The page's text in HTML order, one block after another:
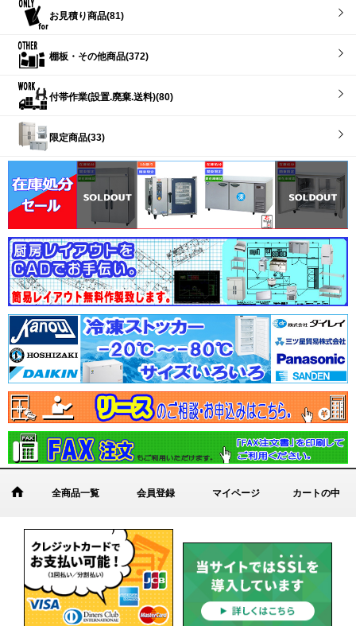
お見積り商品(81)
棚板・その他商品(372)
付帯作業(設置.廃棄.送料)(80)
限定商品(33)
全商品一覧 会員登録 マイページ カートの中